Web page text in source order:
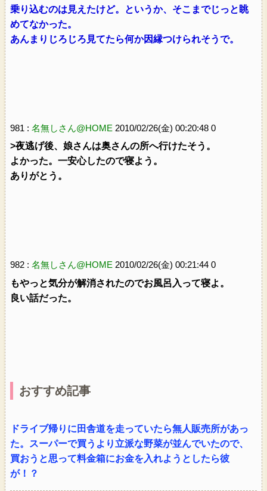
乗り込むのは見えたけど。というか、そこまでじっと眺
めてなかった。
あんまりじろじろ見てたら何か因縁つけられそうで。
981 : 名無しさん@HOME 2010/02/26(金) 00:20:48 0
>夜逃げ後、娘さんは奥さんの所へ行けたそう。
よかった。一安心したので寝よう。
ありがとう。
982 : 名無しさん@HOME 2010/02/26(金) 00:21:44 0
もやっと気分が解消されたのでお風呂入って寝よ。
良い話だった。
おすすめ記事
ドライブ帰りに田舎道を走っていたら無人販売所があっ
た。スーパーで買うより立派な野菜が並んでいたので、
買おうと思って料金箱にお金を入れようとしたら彼
が！？